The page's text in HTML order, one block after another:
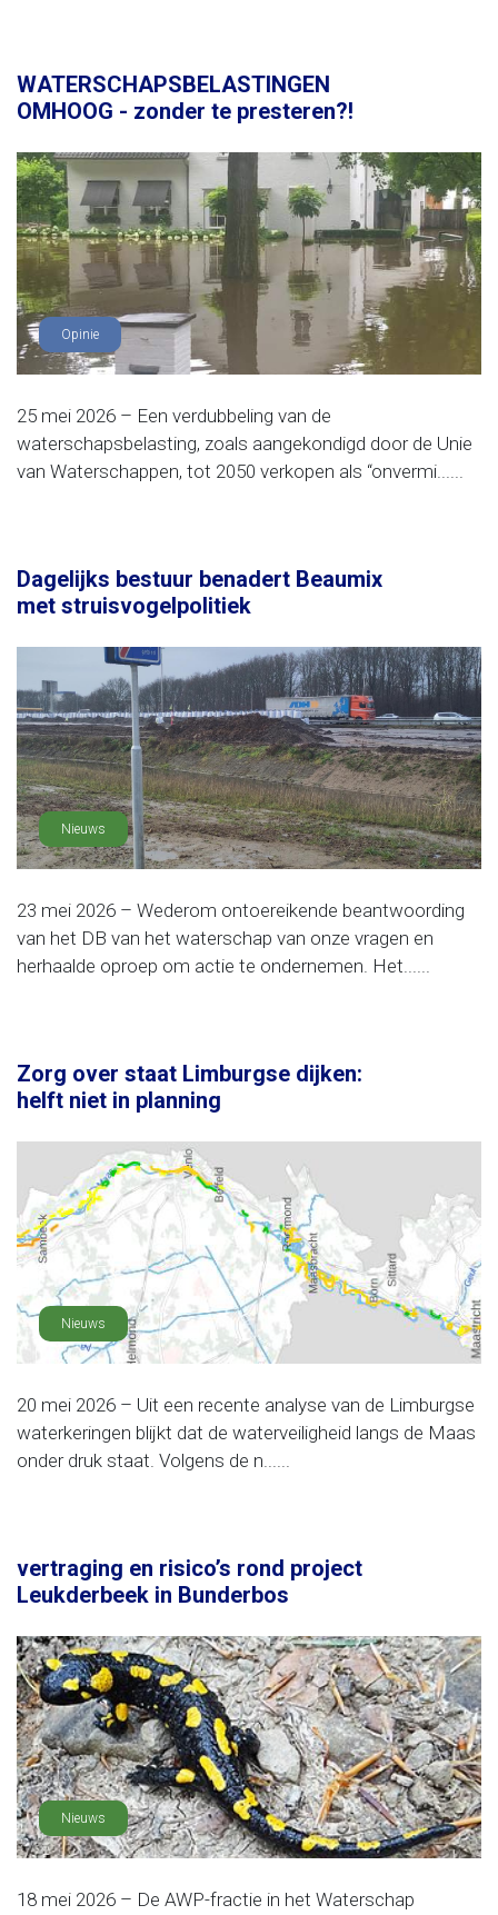
WATERSCHAPSBELASTINGEN
OMHOOG - zonder te presteren?!
Opinie
25 mei 2026 – Een verdubbeling van de
waterschapsbelasting, zoals aangekondigd door de Unie
van Waterschappen, tot 2050 verkopen als “onvermi......
Dagelijks bestuur benadert Beaumix
met struisvogelpolitiek
Nieuws
23 mei 2026 – Wederom ontoereikende beantwoording
van het DB van het waterschap van onze vragen en
herhaalde oproep om actie te ondernemen. Het......
Zorg over staat Limburgse dijken:
helft niet in planning
Nieuws
20 mei 2026 – Uit een recente analyse van de Limburgse
waterkeringen blijkt dat de waterveiligheid langs de Maas
onder druk staat. Volgens de n......
vertraging en risico’s rond project
Leukderbeek in Bunderbos
Nieuws
18 mei 2026 – De AWP-fractie in het Waterschap